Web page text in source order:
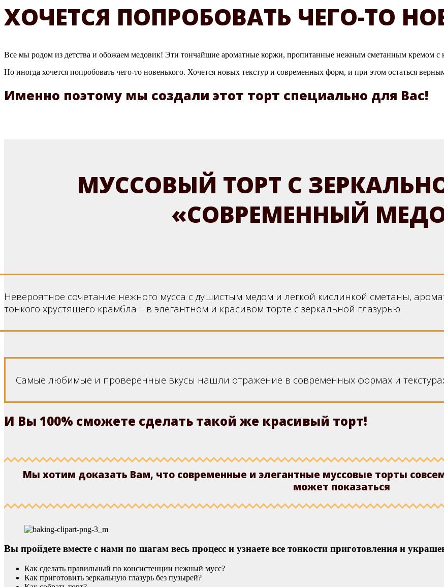
ХОЧЕТСЯ ПОПРОБОВАТЬ ЧЕГО-ТО
Все мы родом из детства и обожаем медовик! Эти тончайшие ароматные коржи, пропитанные нежным сметанным кремом с
Но иногда хочется попробовать чего-то новенького. Хочется новых текстур и современных форм, и при этом остаться
Именно поэтому мы создали этот торт специально для Вас!
МУССОВЫЙ ТОРТ С
«СОВРЕМЕННЫЙ
Невероятное сочетание нежного мусса с душистым медом и легкой кислинкой сметаны,
тонкого хрустящего крамбла – в элегантном и красивом торте с зеркальной глазурью
Самые любимые и проверенные вкусы нашли отражение в современных формах и
И Вы 100% cможете cделать такой же красивый торт!
Мы хотим доказать Вам, что современные и элегантные муссовые торты
может показаться
Вы пройдете вместе с нами по шагам весь процесс и узнаете все тонкости приготовления и
Как сделать правильный по консистенции нежный мусс?
Как приготовить зеркальную глазурь без пузырей?